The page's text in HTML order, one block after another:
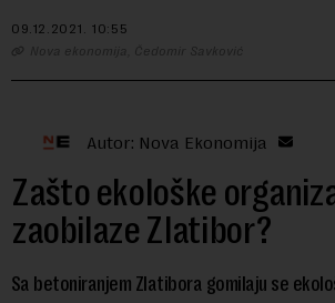
09.12.2021. 10:55
Nova ekonomija, Čedomir Savković
Autor: Nova Ekonomija
Zašto ekološke
zaobilaze Zlatibor?
Sa betoniranjem Zlatibora gomilaju se